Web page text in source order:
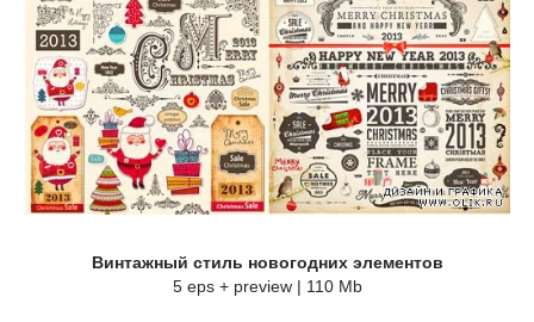
Винтажный стиль новогодних элементов
5 eps + preview | 110 Mb